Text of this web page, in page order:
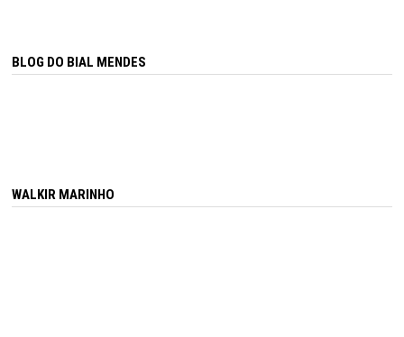
BLOG DO BIAL MENDES
WALKIR MARINHO